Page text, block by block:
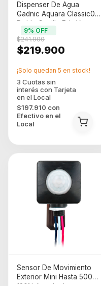
Dispenser De Agua
Gadnic Aquara Classic01
Doble Canilla Fria Y
Caliente 590 W 220 V85-
95 ¡c Negro
$219.900
$241.900
9% OFF
$197.910 con
Efectivo en el
Local
¡Solo quedan 5 en stock!
Sensor De Movimiento
Exterior Mini Hasta 500w